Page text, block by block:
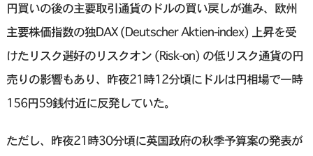
円買いの後の主要取引通貨のドルの買い戻しが進み、欧州
主要株価指数の独DAX (Deutscher Aktien-index) 上昇を受
けたリスク選好のリスクオン (Risk-on) の低リスク通貨の円
売りの影響もあり、昨夜21時12分頃にドルは円相場で一時
156円59銭付近に反発していた。
ただし、昨夜21時30分頃に英国政府の秋季予算案の発表が